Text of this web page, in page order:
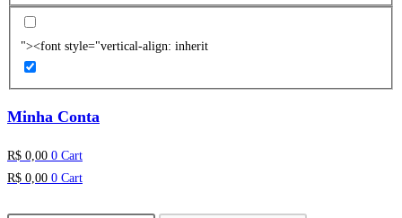
"><font style="vertical-align: inherit
Minha Conta
R$ 0,00 0 Cart
R$ 0,00 0 Cart